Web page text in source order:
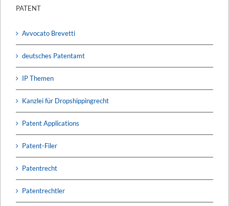
PATENT
Avvocato Brevetti
deutsches Patentamt
IP Themen
Kanzlei für Dropshippingrecht
Patent Applications
Patent-Filer
Patentrecht
Patentrechtler